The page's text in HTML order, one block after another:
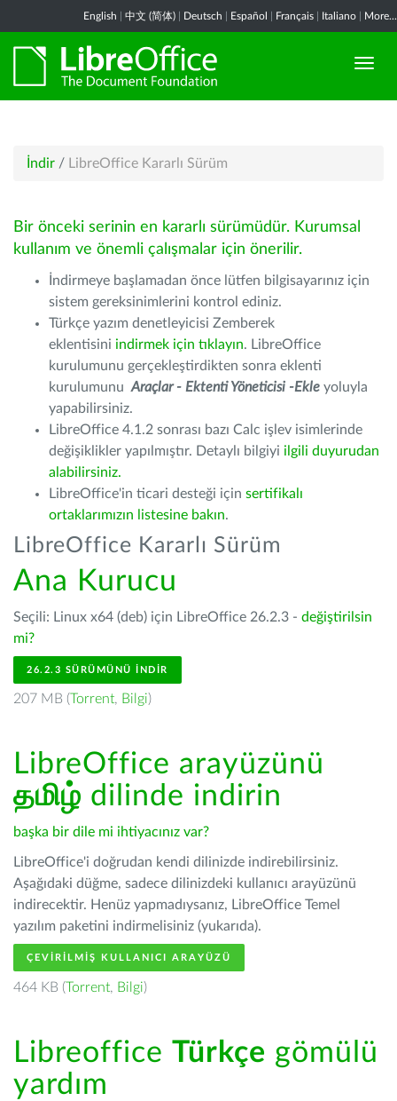
English 中文 (简体) Deutsch Español Français Italiano More...
İndir / LibreOffice Kararlı Sürüm
Bir önceki serinin en kararlı sürümüdür. Kurumsal
kullanım ve önemli çalışmalar için önerilir.
İndirmeye başlamadan önce lütfen bilgisayarınız için
sistem gereksinimlerini kontrol ediniz.
Türkçe yazım denetleyicisi Zemberek
eklentisini indirmek için tıklayın. LibreOffice
kurulumunu gerçekleştirdikten sonra eklenti
kurulumunu Araçlar - Ektenti Yöneticisi -Ekle yoluyla
yapabilirsiniz.
LibreOffice 4.1.2 sonrası bazı Calc işlev isimlerinde
değişiklikler yapılmıştır. Detaylı bilgiyi ilgili duyurudan
alabilirsiniz.
LibreOffice'in ticari desteği için sertifikalı
ortaklarımızın listesine bakın.
LibreOffice Kararlı Sürüm
Ana Kurucu
Seçili: Linux x64 (deb) için LibreOffice 26.2.3 - değiştirilsin
mi?
26.2.3 SÜRÜMÜNÜ İNDIR
207 MB (Torrent, Bilgi)
LibreOffice arayüzünü
தமிழ் dilinde indirin
başka bir dile mi ihtiyacınız var?
LibreOffice'i doğrudan kendi dilinizde indirebilirsiniz.
Aşağıdaki düğme, sadece dilinizdeki kullanıcı arayüzünü
indirecektir. Henüz yapmadıysanız, LibreOffice Temel
yazılım paketini indirmelisiniz (yukarıda).
ÇEVIRILMIŞ KULLANICI ARAYÜZÜ
464 KB (Torrent, Bilgi)
Libreoffice Türkçe gömülü
yardım